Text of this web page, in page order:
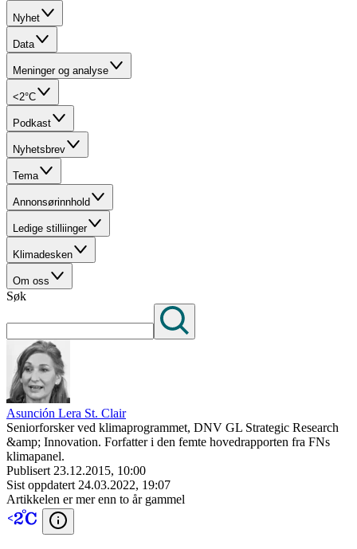
Nyhet
Data
Meninger og analyse
<2°C
Podkast
Nyhetsbrev
Tema
Annonsørinnhold
Ledige stilliinger
Klimadesken
Om oss
Søk
Asunción Lera St. Clair
Seniorforsker ved klimaprogrammet, DNV GL Strategic Research
&amp; Innovation. Forfatter i den femte hovedrapporten fra FNs
klimapanel.
Publisert 23.12.2015, 10:00
Sist oppdatert 24.03.2022, 19:07
Artikkelen er mer enn to år gammel